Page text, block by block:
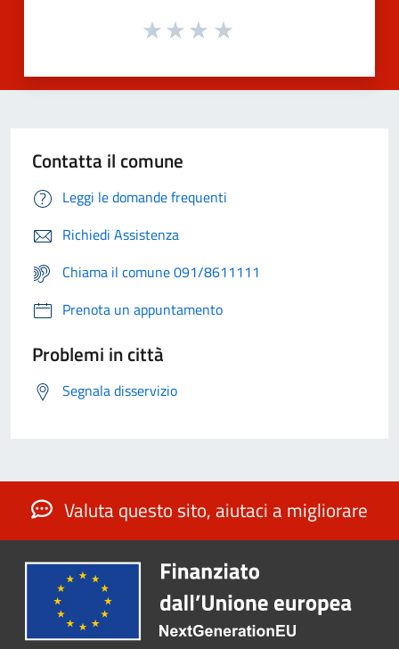
Contatta il comune
Leggi le domande frequenti
Richiedi Assistenza
Chiama il comune 091/8611111
Prenota un appuntamento
Problemi in città
Segnala disservizio
Valuta questo sito, aiutaci a migliorare